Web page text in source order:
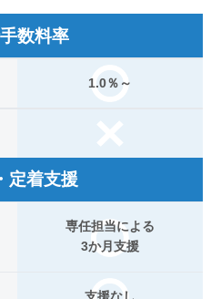
数料率
1.0％～
定着支援
専任担当による
3か月支援